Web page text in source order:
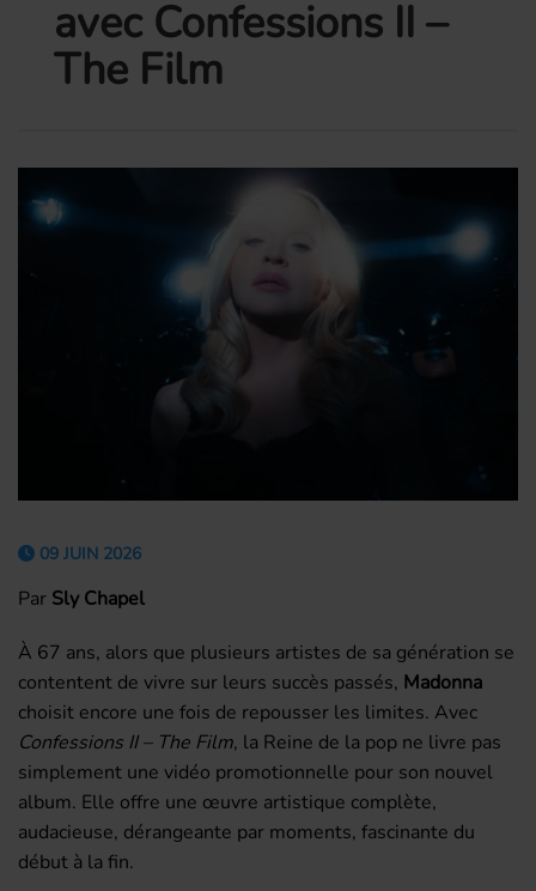
avec Confessions II –
The Film
09 JUIN 2026
Par Sly Chapel
À 67 ans, alors que plusieurs artistes de sa génération se
contentent de vivre sur leurs succès passés, Madonna
choisit encore une fois de repousser les limites. Avec
Confessions II – The Film, la Reine de la pop ne livre pas
simplement une vidéo promotionnelle pour son nouvel
album. Elle offre une œuvre artistique complète,
audacieuse, dérangeante par moments, fascinante du
début à la fin.